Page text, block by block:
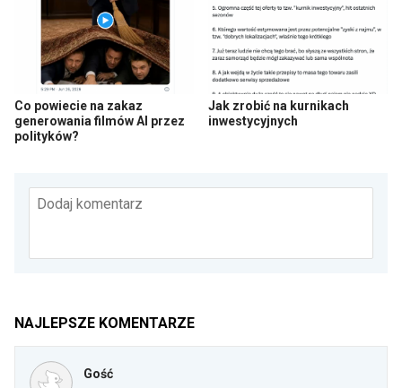
Co powiecie na zakaz
generowania filmów AI przez
polityków?
Jak zrobić na kurnikach
inwestycyjnych
Dodaj komentarz
NAJLEPSZE KOMENTARZE
Gość